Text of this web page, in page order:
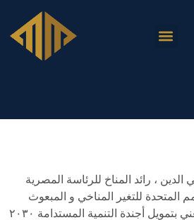
الدين: أهم ما يميز قمة المناخ
على جوهر الملفات خاصة
ملف التكيف
، رائد المناخ للرئاسة المصرية
المتحدة للتغير المناخي و المبعوث
الخاص للأمم المتحدة المعني بتمويل أجندة التنمية المستدامة ٢٠٣٠